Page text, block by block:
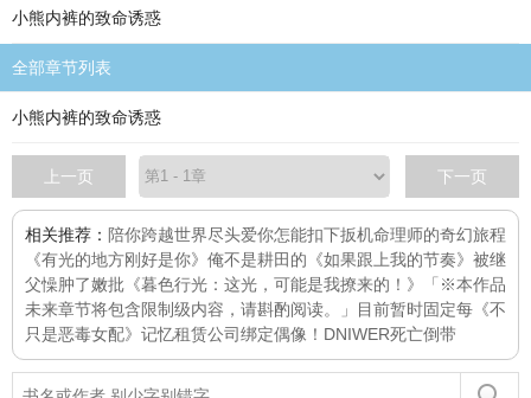
小熊内裤的致命诱惑
全部章节列表
小熊内裤的致命诱惑
上一页 下一页
相关推荐： 陪你跨越世界尽头爱你怎能扣下扳机命理师的奇幻旅程
《有光的地方刚好是你》 俺不是耕田的 《如果跟上我的节奏》 被继
父懆肿了嫩批 《暮色行光：这光，可能是我撩来的！》「※本作品
未来章节将包含限制级内容，请斟酌阅读。」目前暂时固定每 《不
只是恶毒女配》 记忆租赁公司绑定偶像！ DNIWER死亡倒带